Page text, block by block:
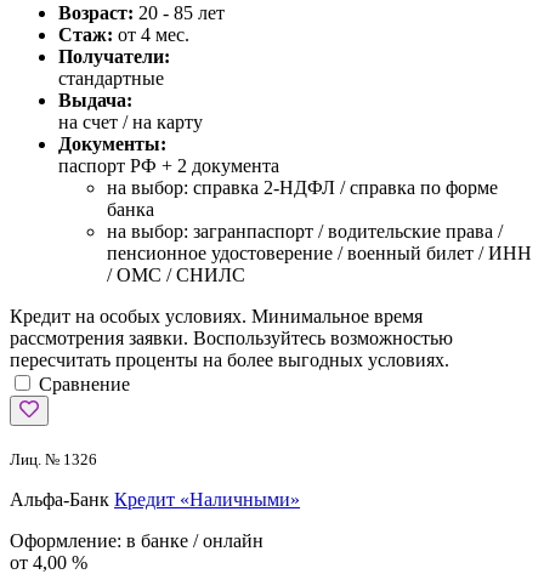
Возраст: 20 - 85 лет
Стаж: от 4 мес.
Получатели:
стандартные
Выдача:
на счет / на карту
Документы:
паспорт РФ + 2 документа
на выбор: справка 2-НДФЛ / справка по форме
банка
на выбор: загранпаспорт / водительские права /
пенсионное удостоверение / военный билет / ИНН
/ ОМС / СНИЛС
Кредит на особых условиях. Минимальное время
рассмотрения заявки. Воспользуйтесь возможностью
пересчитать проценты на более выгодных условиях.
Сравнение
Лиц. № 1326
Альфа-Банк Кредит «Наличными»
Оформление: в банке / онлайн
от 4,00 %